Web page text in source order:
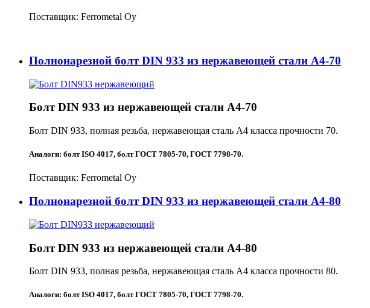
Поставщик: Ferrometal Oy
Полнонарезной болт DIN 933 из нержавеющей стали A4-70
Болт DIN 933 из нержавеющей стали A4-70
Болт DIN 933, полная резьба, нержавеющая сталь A4 класса прочности 70.
Аналоги: болт ISO 4017, болт ГОСТ 7805-70, ГОСТ 7798-70.
Поставщик: Ferrometal Oy
Полнонарезной болт DIN 933 из нержавеющей стали A4-80
Болт DIN 933 из нержавеющей стали A4-80
Болт DIN 933, полная резьба, нержавеющая сталь A4 класса прочности 80.
Аналоги: болт ISO 4017, болт ГОСТ 7805-70, ГОСТ 7798-70.